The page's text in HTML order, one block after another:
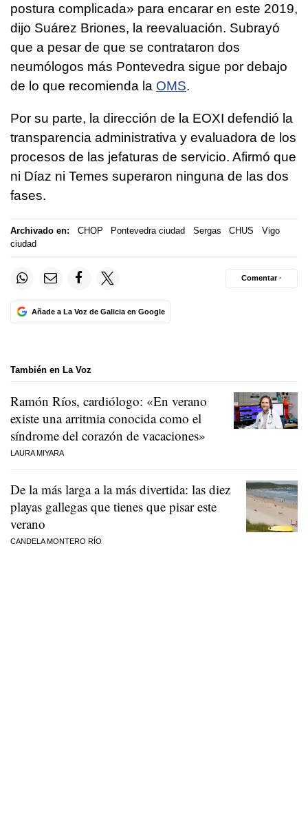
postura complicada» para encarar en este 2019,
dijo Suárez Briones, la reevaluación. Subrayó
que a pesar de que se contrataron dos
neumólogos más Pontevedra sigue por debajo
de lo que recomienda la OMS.
Por su parte, la dirección de la EOXI defendió la
transparencia administrativa y evaluadora de los
procesos de las jefaturas de servicio. Afirmó que
ni Díaz ni Temes superaron ninguna de las dos
fases.
Archivado en: CHOP Pontevedra ciudad Sergas CHUS
Vigo
ciudad
Añade a La Voz de Galicia en Google
Comentar ·
También en La Voz
Ramón Ríos, cardiólogo: «En verano
existe una arritmia conocida como el
síndrome del corazón de vacaciones»
LAURA MIYARA
De la más larga a la más divertida: las diez
playas gallegas que tienes que pisar este
verano
CANDELA MONTERO RÍO